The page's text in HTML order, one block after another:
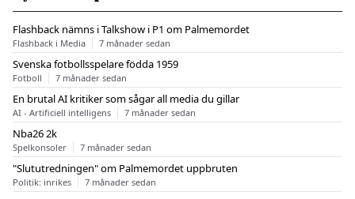
Flashback nämns i Talkshow i P1 om Palmemordet
Flashback i Media 7 månader sedan
Svenska fotbollsspelare födda 1959
Fotboll 7 månader sedan
En brutal AI kritiker som sågar all media du gillar
AI - Artificiell intelligens 7 månader sedan
Nba26 2k
Spelkonsoler 7 månader sedan
"Slututredningen" om Palmemordet uppbruten
Politik: inrikes 7 månader sedan